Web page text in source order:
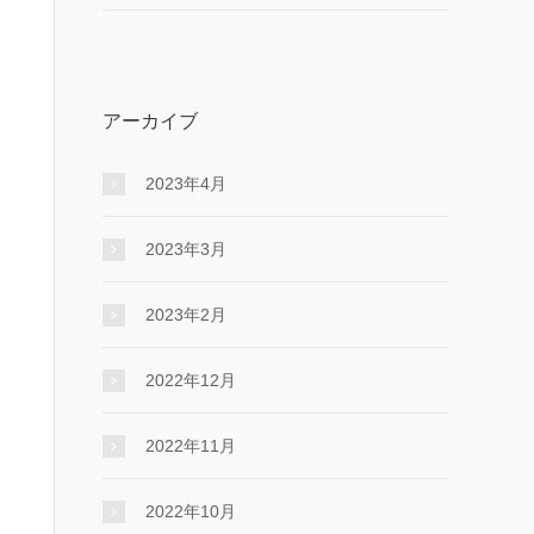
アーカイブ
2023年4月
2023年3月
2023年2月
2022年12月
2022年11月
2022年10月